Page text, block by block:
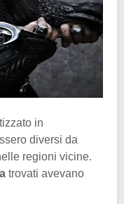
in
diversi da
regioni vicine.
trovati avevano